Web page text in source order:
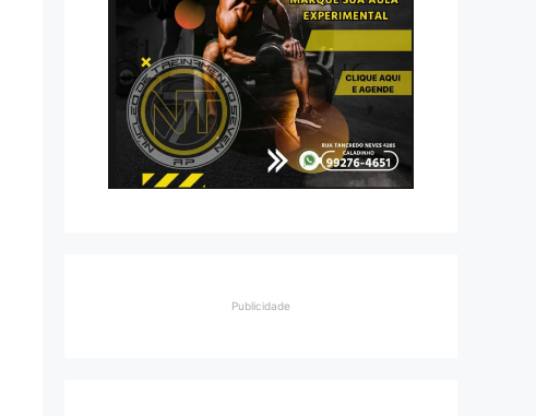
Publicidade